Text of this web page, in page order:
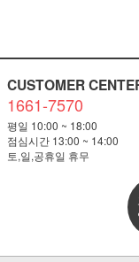
CUSTOMER
1661-7570
평일 10:00 ~ 18:00
점심시간 13:00 ~ 14:00
토,일,공휴일 휴무